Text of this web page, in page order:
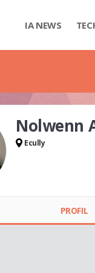
IA NEWS
Nolwenn
Ecully
PROFIL